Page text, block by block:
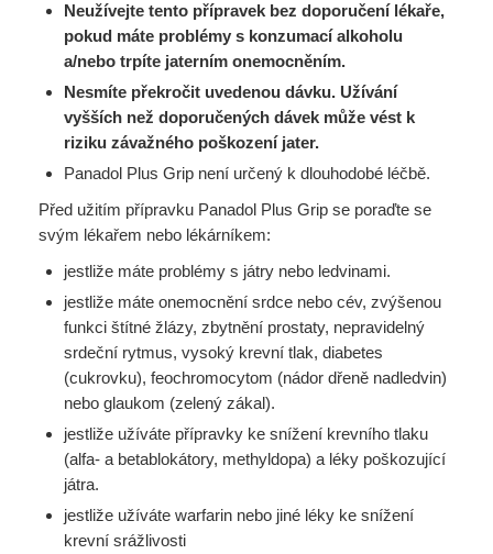
Neužívejte tento přípravek bez doporučení lékaře,
pokud máte problémy s konzumací alkoholu
a/nebo trpíte jaterním onemocněním.
Nesmíte překročit uvedenou dávku. Užívání
vyšších než doporučených dávek může vést k
riziku závažného poškození jater.
Panadol Plus Grip není určený k dlouhodobé léčbě.
Před užitím přípravku Panadol Plus Grip se poraďte se
svým lékařem nebo lékárníkem:
jestliže máte problémy s játry nebo ledvinami.
jestliže máte onemocnění srdce nebo cév, zvýšenou
funkci štítné žlázy, zbytnění prostaty, nepravidelný
srdeční rytmus, vysoký krevní tlak, diabetes
(cukrovku), feochromocytom (nádor dřeně nadledvin)
nebo glaukom (zelený zákal).
jestliže užíváte přípravky ke snížení krevního tlaku
(alfa- a betablokátory, methyldopa) a léky poškozující
játra.
jestliže užíváte warfarin nebo jiné léky ke snížení
krevní srážlivosti